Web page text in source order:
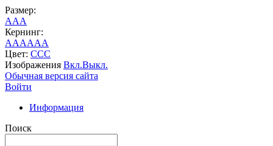
Размер:
AAA
Кернинг:
AAAAAA
Цвет: CCC
Изображения Вкл.Выкл.
Обычная версия сайта
Войти
Информация
Поиск